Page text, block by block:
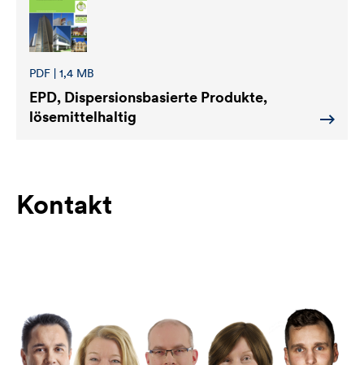
PDF | 1,4 MB
EPD, Dispersionsbasierte Produkte,
lösemittelhaltig
Kontakt